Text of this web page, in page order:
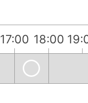
17:00 18:00